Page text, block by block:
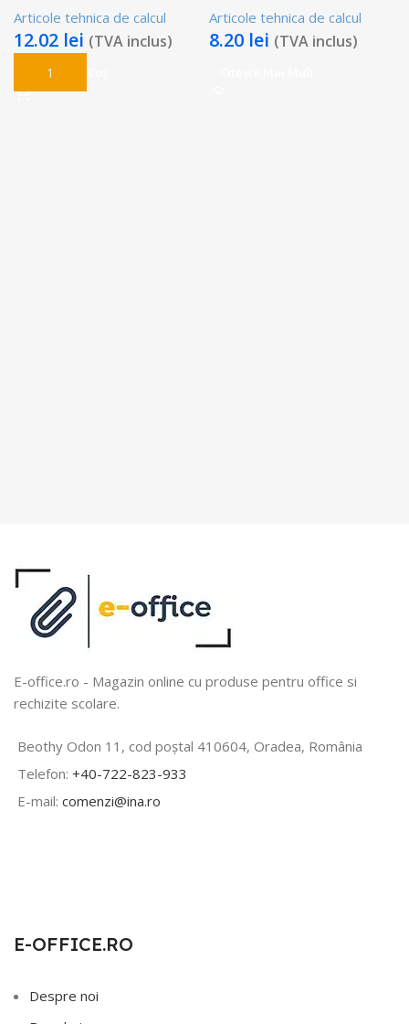
Articole tehnica de calcul
12.02 lei (TVA inclus)
Adaugă În Coș
Articole tehnica de calcul
8.20 lei (TVA inclus)
E-office.ro - Magazin online cu produse pentru office si
rechizite scolare.
Beothy Odon 11, cod poștal 410604, Oradea, România
Telefon: +40-722-823-933
E-mail: comenzi@ina.ro
E-OFFICE.RO
Despre noi